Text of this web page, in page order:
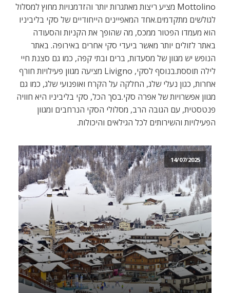
Mottolino מציע ריצות מאתגרות יותר והזדמנויות מחוץ למסלול
לגולשים מתקדמים.אחד המאפיינים הייחודיים של סקי בליביניו
הוא מעמדו הפטור ממכס, מה שהופך את הקניות והסעודה
באתר לזולים יותר מאשר ביעדי סקי אחרים באירופה. באתר
הנופש יש מגוון של מסעדות, ברים ובתי קפה, כמו גם סצנת חיי
לילה תוססת.בנוסף לסקי, Livigno מציעה מגוון פעילויות חורף
אחרות, כגון נעלי שלג, החלקה על הקרח ואופנועי שלג, כמו גם
מגוון אפשרויות של אפרה סקי.בסך הכל, סקי בליביניו היא חוויה
פנטסטית, עם הגובה הרב, מסלולי הסקי הנרחבים ומגוון
הפעילויות והשירותים לכל הגילאים והיכולות.
14/07/2025